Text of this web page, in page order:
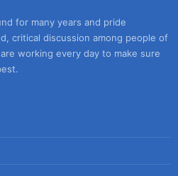
for many years and pride
critical discussion among people of
working every day to make sure